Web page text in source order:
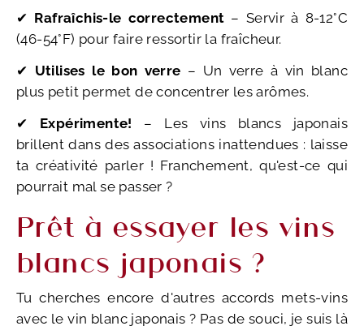
✔ Rafraîchis-le correctement – Servir à 8-12°C
(46-54°F) pour faire ressortir la fraîcheur.
✔ Utilises le bon verre – Un verre à vin blanc
plus petit permet de concentrer les arômes.
✔ Expérimente! – Les vins blancs japonais
brillent dans des associations inattendues : laisse
ta créativité parler ! Franchement, qu'est-ce qui
pourrait mal se passer ?
Prêt à essayer les vins
blancs japonais ?
Tu cherches encore d'autres accords mets-vins
avec le vin blanc japonais ? Pas de souci, je suis là